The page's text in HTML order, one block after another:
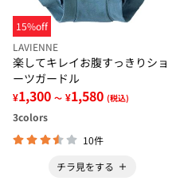
15%off
LAVIENNE
楽してキレイお腹すっきりショ
ーツガードル
¥1,300 ～ ¥1,580 (税込)
3colors
10件
チラ見をする